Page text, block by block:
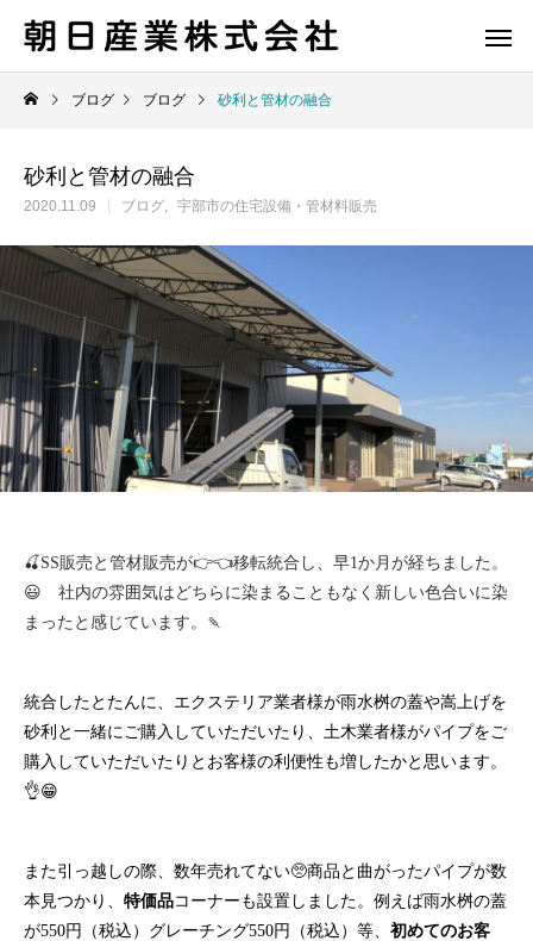
ブログ ブログ 砂利と管材の融合
砂利と管材の融合
2020.11.09 ブログ 宇部市の住宅設備・管材料販売
🍒SS販売と管材販売が👉👈移転統合し、早1か月が経ちました。
😃 社内の雰囲気はどちらに染まることもなく新しい色合いに染
まったと感じています。🍡
統合したとたんに、エクステリア業者様が雨水桝の蓋や嵩上げを
砂利と一緒にご購入していただいたり、土木業者様がパイプをご
購入していただいたりとお客様の利便性も増したかと思います。
👌😁
また引っ越しの際、数年売れてない🥺商品と曲がったパイプが数
本見つかり、 特価品コーナーも設置しました。例えば雨水桝の蓋
が550円（税込）グレーチング550円（税込）等、 初めてのお客